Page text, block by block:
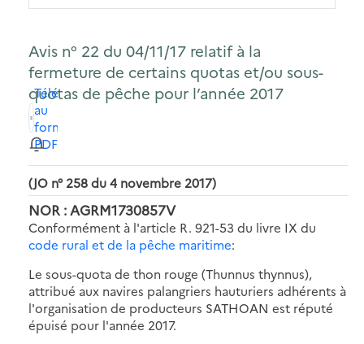
Avis n° 22 du 04/11/17 relatif à la
fermeture de certains quotas et/ou sous-
quotas de pêche pour l’année 2017
Télécharger
au
format
PDF
(JO n° 258 du 4 novembre 2017)
NOR : AGRM1730857V
Conformément à l'article R. 921-53 du livre IX du
code rural et de la pêche maritime:
Le sous-quota de thon rouge (Thunnus thynnus),
attribué aux navires palangriers hauturiers adhérents à
l'organisation de producteurs SATHOAN est réputé
épuisé pour l'année 2017.